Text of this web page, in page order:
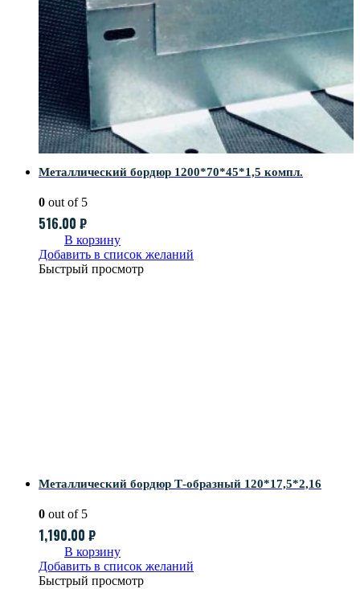
Металлический бордюр 1200*70*45*1,5 компл.
0 out of 5
516.00 ₽
В корзину
Добавить в список желаний
Быстрый просмотр
Металлический бордюр Т-образный 120*17,5*2,16
0 out of 5
1,190.00 ₽
В корзину
Добавить в список желаний
Быстрый просмотр